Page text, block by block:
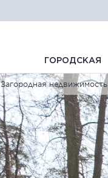
ГОРОДСКАЯ
Загородная недвижимость